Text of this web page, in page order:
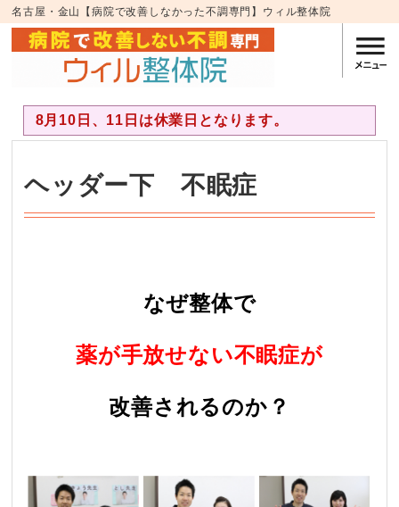
名古屋・金山【病院で改善しなかった不調専門】ウィル整体院
8月10日、11日は休業日となります。
ヘッダー下 不眠症
なぜ整体で
薬が手放せない不眠症が
改善されるのか？